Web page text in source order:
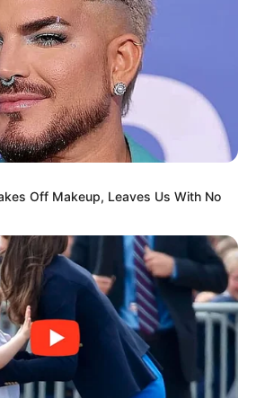
Off Makeup, Leaves Us With No